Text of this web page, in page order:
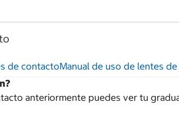
Manual de uso de lentes
anteriormente puedes ver tu